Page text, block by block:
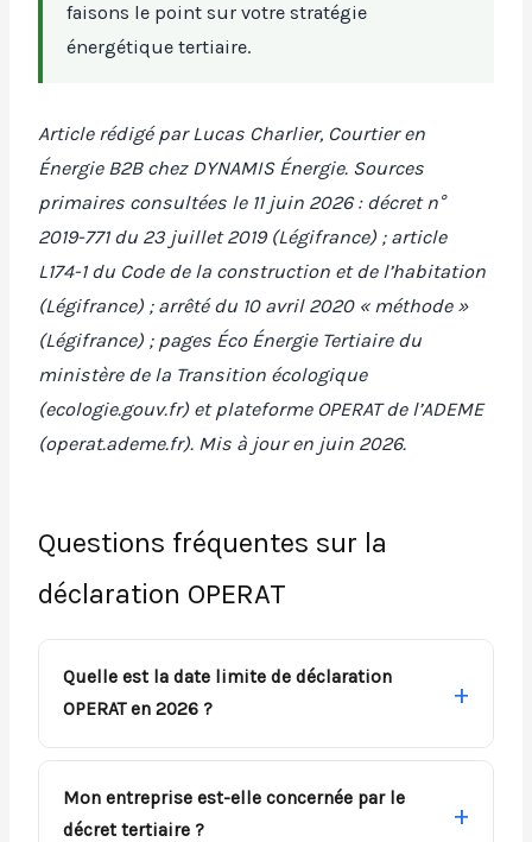
faisons le point sur votre stratégie
énergétique tertiaire.
Article rédigé par Lucas Charlier, Courtier en
Énergie B2B chez DYNAMIS Énergie. Sources
primaires consultées le 11 juin 2026 : décret n°
2019-771 du 23 juillet 2019 (Légifrance) ; article
L174-1 du Code de la construction et de l’habitation
(Légifrance) ; arrêté du 10 avril 2020 « méthode »
(Légifrance) ; pages Éco Énergie Tertiaire du
ministère de la Transition écologique
(ecologie.gouv.fr) et plateforme OPERAT de l’ADEME
(operat.ademe.fr). Mis à jour en juin 2026.
Questions fréquentes sur la
déclaration OPERAT
Quelle est la date limite de déclaration
OPERAT en 2026 ?
Mon entreprise est-elle concernée par le
décret tertiaire ?